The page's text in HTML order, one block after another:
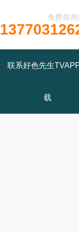
免费咨询
联系好色先生
载